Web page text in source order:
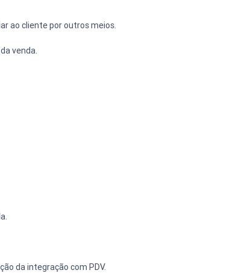
ao cliente por outros meios.
venda.
da integração com PDV.